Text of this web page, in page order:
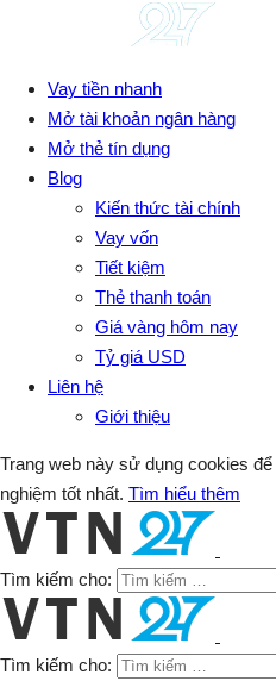
Vay tiền nhanh
Mở tài khoản ngân hàng
Mở thẻ tín dụng
Blog
Kiến thức tài chính
Vay vốn
Tiết kiệm
Thẻ thanh toán
Giá vàng hôm nay
Tỷ giá USD
Liên hệ
Giới thiệu
Trang web này sử dụng cookies
nghiệm tốt nhất. Tìm hiểu thêm
Tìm kiếm cho:
Tìm kiếm cho: